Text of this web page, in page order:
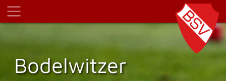
Bodelwitzer